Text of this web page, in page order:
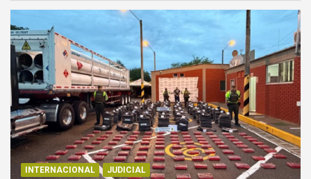
INTERNACIONAL JUDICIAL